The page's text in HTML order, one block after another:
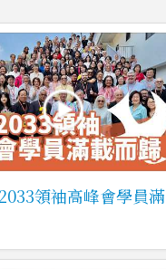
領袖高峰會學員滿